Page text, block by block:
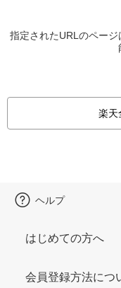
指定されたURLのペー
楽天
ヘルプ
はじめての方へ
会員登録方法につ